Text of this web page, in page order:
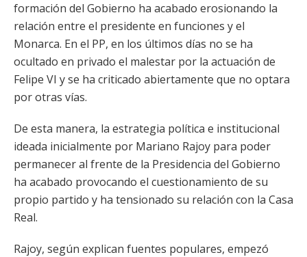
formación del Gobierno ha acabado erosionando la
relación entre el presidente en funciones y el
Monarca. En el PP, en los últimos días no se ha
ocultado en privado el malestar por la actuación de
Felipe VI y se ha criticado abiertamente que no optara
por otras vías.
De esta manera, la estrategia política e institucional
ideada inicialmente por Mariano Rajoy para poder
permanecer al frente de la Presidencia del Gobierno
ha acabado provocando el cuestionamiento de su
propio partido y ha tensionado su relación con la Casa
Real.
Rajoy, según explican fuentes populares, empezó